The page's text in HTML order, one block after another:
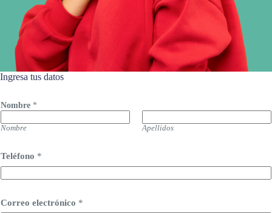
Ingresa tus datos
Nombre *
Nombre Apellidos
Teléfono *
Correo electrónico *